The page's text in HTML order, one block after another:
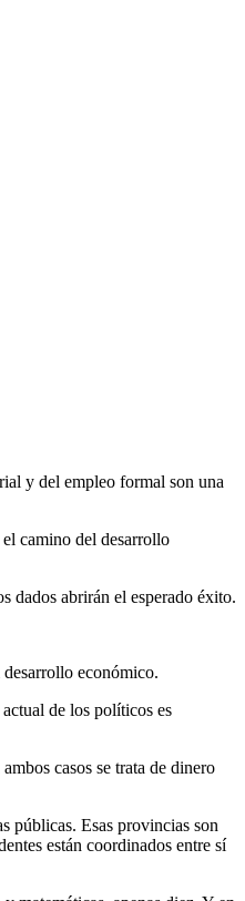
y del empleo formal son una
camino del desarrollo
dados abrirán el esperado éxito.
económico.
de los políticos es
casos se trata de dinero
públicas. Esas provincias son
están coordinados entre sí